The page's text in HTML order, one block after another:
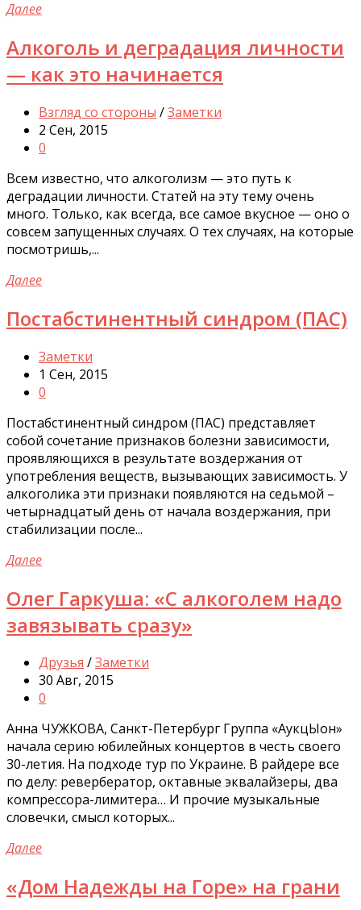
Далее
Алкоголь и деградация личности
— как это начинается
Взгляд со стороны /Заметки
2 Сен, 2015
0
Всем известно, что алкоголизм — это путь к
деградации личности. Статей на эту тему очень
много. Только, как всегда, все самое вкусное — оно о
совсем запущенных случаях. О тех случаях, на которые
посмотришь,...
Далее
Постабстинентный синдром (ПАС)
Заметки
1 Сен, 2015
0
Постабстинентный синдром (ПАС) представляет
собой сочетание признаков болезни зависимости,
проявляющихся в результате воздержания от
употребления веществ, вызывающих зависимость. У
алкоголика эти признаки появляются на седьмой –
четырнадцатый день от начала воздержания, при
стабилизации после...
Далее
Олег Гаркуша: «С алкоголем надо
завязывать сразу»
Друзья /Заметки
30 Авг, 2015
0
Анна ЧУЖКОВА, Санкт-Петербург Группа «АукцЫон»
начала серию юбилейных концертов в честь своего
30-летия. На подходе тур по Украине. В райдере все
по делу: ревербератор, октавные эквалайзеры, два
компрессора-лимитера… И прочие музыкальные
словечки, смысл которых...
Далее
«Дом Надежды на Горе» на грани